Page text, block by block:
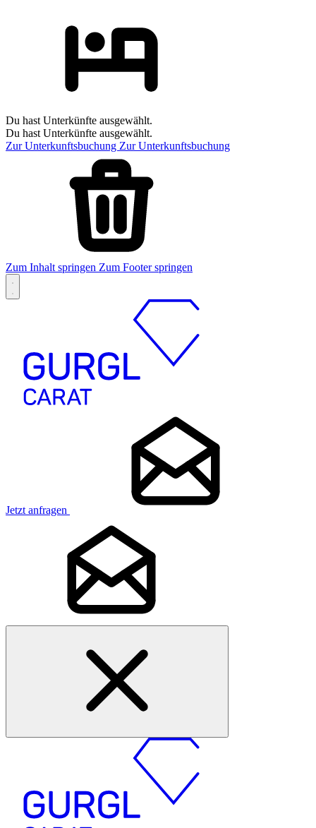
Du hast Unterkünfte ausgewählt.
Du hast Unterkünfte ausgewählt.
Zur Unterkunftsbuchung Zur Unterkunftsbuchung
Zum Inhalt springen Zum Footer springen
Jetzt anfragen